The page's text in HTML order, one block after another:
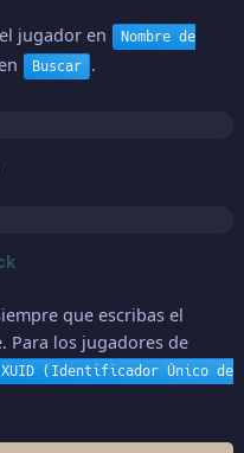
jugador en
Nombre de
Buscar .
que escribas el
Para los jugadores de
XUID (Identificador Único de